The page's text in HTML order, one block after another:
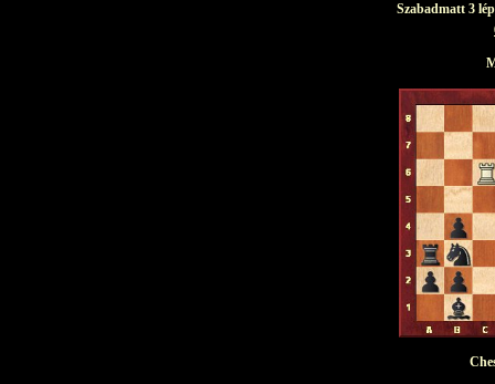
Szabadmatt 3